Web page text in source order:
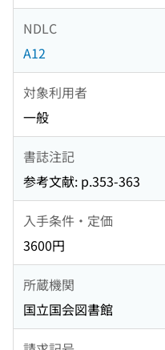
NDLC
A12
対象利用者
一般
書誌注記
参考文献: p.353-363
入手条件・定価
3600円
所蔵機関
国立国会図書館